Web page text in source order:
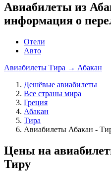
Авиабилеты из
информация о
Отели
Авто
Авиабилеты Тира → Абакан
Дешёвые авиабилеты
Все страны мира
Греция
Абакан
Тира
Авиабилеты Абакан -
Цены на
Тиру